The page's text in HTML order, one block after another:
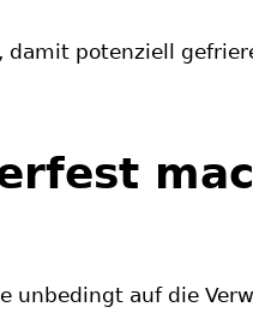
, damit potenziell
unbedingt auf die